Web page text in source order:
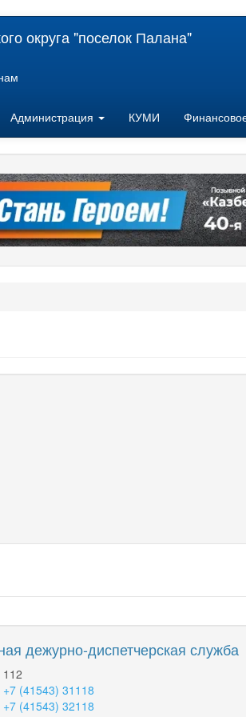
округа "поселок Палана"
Администрация КУМИ
дежурно-диспетчерская служба
112
+7 (41543) 31118
+7 (41543) 32118